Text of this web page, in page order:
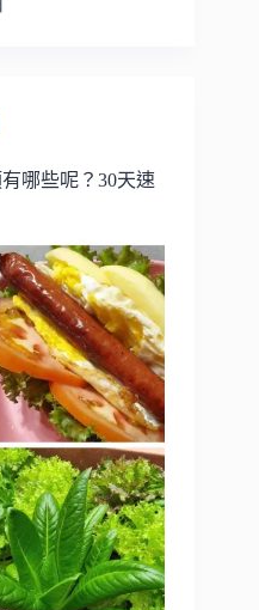
哪些呢？30天速